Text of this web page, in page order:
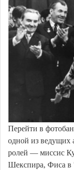
Перейти в
одной из ведущих
ролей — миссис
Шекспира, Фиса в